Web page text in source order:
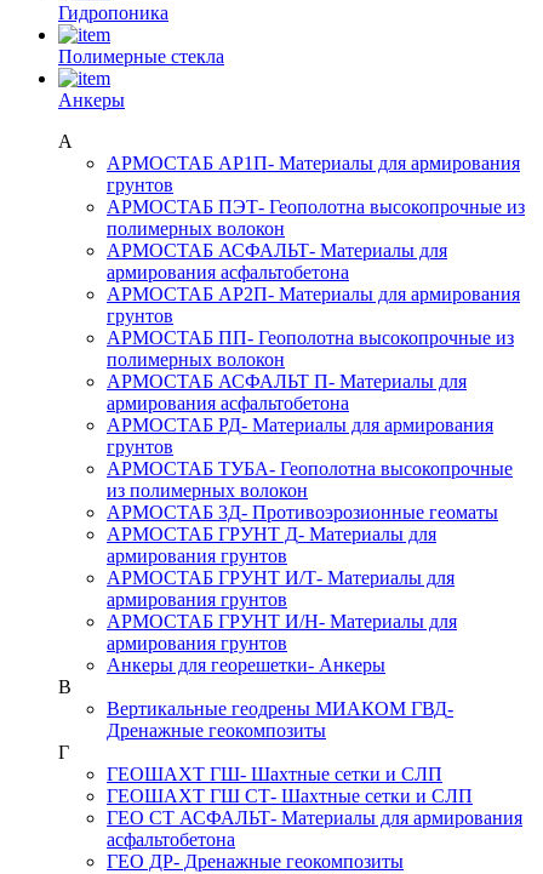
Гидропоника
Полимерные стекла
Анкеры
А
АРМОСТАБ АР1П- Материалы для армирования
грунтов
АРМОСТАБ ПЭТ- Геополотна высокопрочные из
полимерных волокон
АРМОСТАБ АСФАЛЬТ- Материалы для
армирования асфальтобетона
АРМОСТАБ АР2П- Материалы для армирования
грунтов
АРМОСТАБ ПП- Геополотна высокопрочные из
полимерных волокон
АРМОСТАБ АСФАЛЬТ П- Материалы для
армирования асфальтобетона
АРМОСТАБ РД- Материалы для армирования
грунтов
АРМОСТАБ ТУБА- Геополотна высокопрочные
из полимерных волокон
АРМОСТАБ 3Д- Противоэрозионные геоматы
АРМОСТАБ ГРУНТ Д- Материалы для
армирования грунтов
АРМОСТАБ ГРУНТ И/Т- Материалы для
армирования грунтов
АРМОСТАБ ГРУНТ И/Н- Материалы для
армирования грунтов
Анкеры для георешетки- Анкеры
В
Вертикальные геодрены МИАКОМ ГВД-
Дренажные геокомпозиты
Г
ГЕОШАХТ ГШ- Шахтные сетки и СЛП
ГЕОШАХТ ГШ СТ- Шахтные сетки и СЛП
ГЕО СТ АСФАЛЬТ- Материалы для армирования
асфальтобетона
ГЕО ДР- Дренажные геокомпозиты